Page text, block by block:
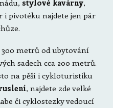
stylové kavárny,
i pivotéku najdete jen pár
metrů od ubytování
sadech cca 200 metrů.
na pěší i cykloturistiku
, najdete zde velké
či cyklostezky vedoucí